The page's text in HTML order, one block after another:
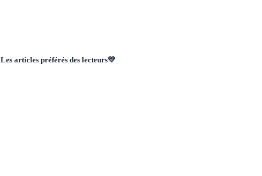
Les articles préférés des lecteurs💛